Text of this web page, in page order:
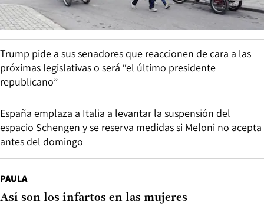
Trump pide a sus senadores que reaccionen de cara a las
próximas legislativas o será “el último presidente
republicano”
España emplaza a Italia a levantar la suspensión del
espacio Schengen y se reserva medidas si Meloni no acepta
antes del domingo
PAULA
Así son los infartos en las mujeres